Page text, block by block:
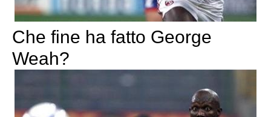
Che fine ha fatto George
Weah?